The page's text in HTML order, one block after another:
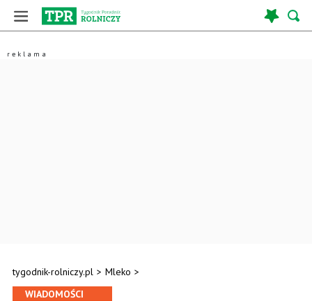
tygodnik-rolniczy.pl > Mleko >
WIADOMOŚCI